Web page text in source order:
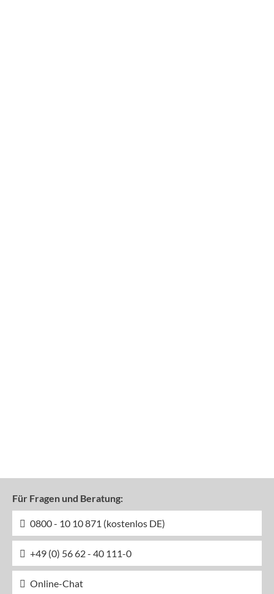
Für Fragen und Beratung:
0800 - 10 10 871 (kostenlos DE)
+49 (0) 56 62 - 40 111-0
Online-Chat